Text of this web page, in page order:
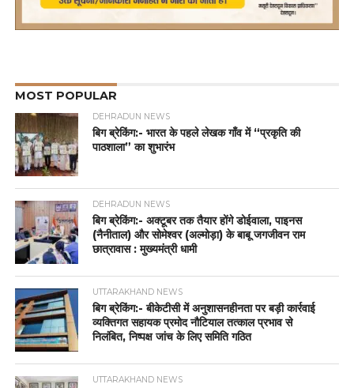
MOST POPULAR
DEHRADUN NEWS
बिग ब्रेकिंग:- भारत के पहले लेखक गाँव में “प्रकृति की
पाठशाला” का शुभारंभ
DEHRADUN NEWS
बिग ब्रेकिंग:- अक्टूबर तक तैयार होंगे डोईवाला, पाइनस
(नैनीताल) और सोमेश्वर (अल्मोड़ा) के बाबू जगजीवन राम
छात्रावास : मुख्यमंत्री धामी
UTTARAKHAND NEWS
बिग ब्रेकिंग:- बीकेटीसी में अनुशासनहीनता पर बड़ी कार्रवाई
व्यक्तिगत सहायक प्रमोद नौटियाल तत्काल प्रभाव से
निलंबित, निष्पक्ष जांच के लिए समिति गठित
UTTARAKHAND NEWS